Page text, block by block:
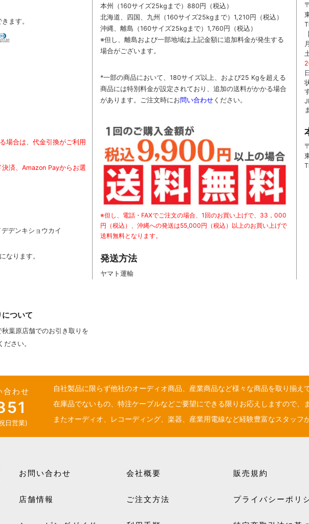
ます。
場合は、代金引換がご利用
済、Amazon Payからお選
デンキショウカイ
なります。
ついて
葉原店舗でのお引き取りを
ださい。
本州（160サイズ25kgまで）880円（税込）
北海道、四国、九州
（160サイズ25kgまで） 1,210円（税込）
沖縄、離島 （160サイズ25kgまで） 1,760円（税込）
※但し、離島および一部地域は上記金額に追加料金が発生する
場合がございます。
*一部の商品において、180サイズ以上、および25 Kgを超える
商品には特別料金が設定されており、追加の送料がかかる場合
があります。 ご注文時にお問い合わせ ください。
※但し、電話・FAXでご注文の場合、1回のお買い上げで、33，000
円（税込）、沖縄への発送は55,000円（税込）以上のお買い上げで
送料無料となります。
発送方法
ヤマト運輸
合わせ
日営業)
自社製品に限らず他社のオーディオ商品、産業商品など様々な商品を取り揃え
在庫品でないもの、特注ケーブルなどご要望にできる限りお応えしますので、
またオーディオ、レコーディング、楽器、産業用電線など経験豊富なスタッフ
お問い合わせ
店舗情報
会社概要
ご注文方法
販売規約
プライバシーポリ